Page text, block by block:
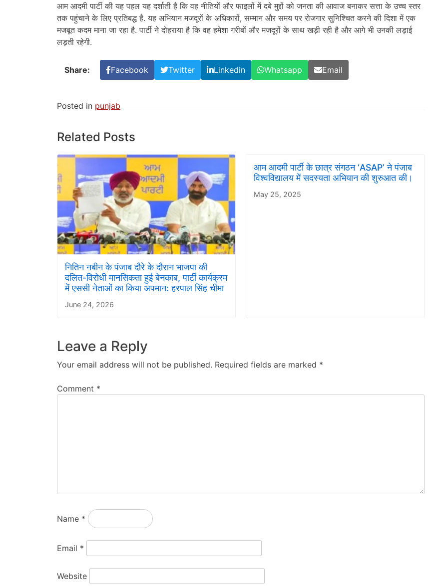
आम आदमी पार्टी की यह पहल यह दर्शाती है कि वह नीतियों और फाइलों में दबे मुद्दों को जनता की आवाज बनाकर सत्ता के उच्च स्तर
तक पहुंचाने के लिए प्रतिबद्ध है. यह अभियान मजदूरों के अधिकारों, सम्मान और समय पर रोजगार सुनिश्चित करने की दिशा में एक
मजबूत कदम माना जा रहा है. पार्टी ने दोहराया है कि वह हमेशा गरीबों और मजदूरों के साथ खड़ी रही है और आगे भी उनकी लड़ाई
लड़ती रहेगी.
Share: Facebook Twitter Linkedin Whatsapp Email
Posted in punjab
Related Posts
नितिन नबीन के पंजाब दौरे के दौरान भाजपा की
दलित-विरोधी मानसिकता हुई बेनकाब, पार्टी कार्यक्रम
में एससी नेताओं का किया अपमान: हरपाल सिंह चीमा
June 24, 2026
आम आदमी पार्टी के छात्र संगठन ‘ASAP’ ने पंजाब
विश्वविद्यालय में सदस्यता अभियान की शुरुआत की।
May 25, 2025
Leave a Reply
Your email address will not be published. Required fields are marked *
Comment *
Name *
Email *
Website